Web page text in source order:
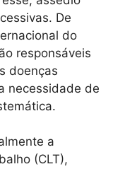
De
do
responsáveis
doenças
necessidade de
a
(CLT),